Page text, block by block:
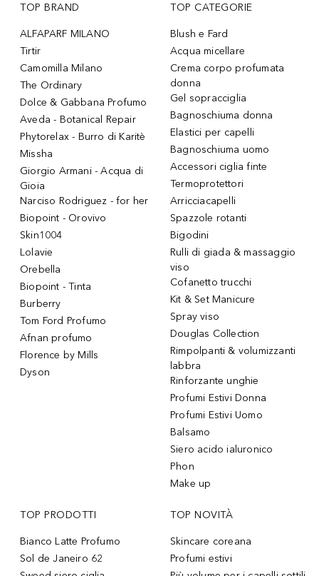
TOP BRAND
ALFAPARF MILANO
Tirtir
Camomilla Milano
The Ordinary
Dolce & Gabbana Profumo
Aveda - Botanical Repair
Phytorelax - Burro di Karitè
Missha
Giorgio Armani - Acqua di
Gioia
Narciso Rodriguez - for her
Biopoint - Orovivo
Skin1004
Lolavie
Orebella
Biopoint - Tinta
Burberry
Tom Ford Profumo
Afnan profumo
Florence by Mills
Dyson
TOP CATEGORIE
Blush e Fard
Acqua micellare
Crema corpo profumata
donna
Gel sopracciglia
Bagnoschiuma donna
Elastici per capelli
Bagnoschiuma uomo
Accessori ciglia finte
Termoprotettori
Arricciacapelli
Spazzole rotanti
Bigodini
Rulli di giada & massaggio
viso
Cofanetto trucchi
Kit & Set Manicure
Spray viso
Douglas Collection
Rimpolpanti & volumizzanti
labbra
Rinforzante unghie
Profumi Estivi Donna
Profumi Estivi Uomo
Balsamo
Siero acido ialuronico
Phon
Make up
TOP PRODOTTI
Bianco Latte Profumo
Sol de Janeiro 62
TOP NOVITÀ
Skincare coreana
Profumi estivi